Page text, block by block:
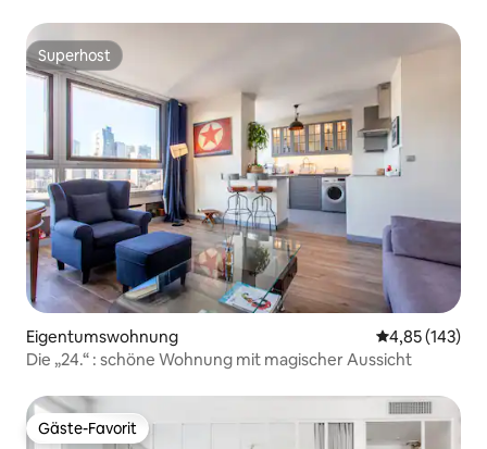
Superhost
Superhost
Eigentumswohnung
4,85 (143)
Die „24.“ : schöne Wohnung mit magischer Aussicht
Gäste-Favorit
Gäste-Favorit